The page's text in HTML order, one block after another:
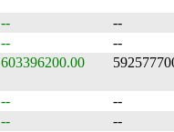
--
--
--
--
603396200.00
--
--
--
--